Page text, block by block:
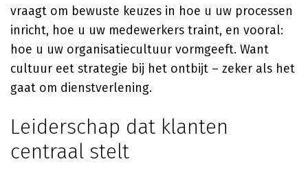
vraagt om bewuste keuzes in hoe u uw processen
inricht, hoe u uw medewerkers traint, en vooral:
hoe u uw organisatiecultuur vormgeeft. Want
cultuur eet strategie bij het ontbijt – zeker als het
gaat om dienstverlening.
Leiderschap dat klanten
centraal stelt